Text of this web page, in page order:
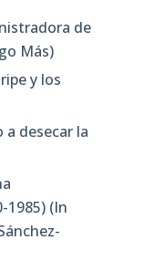
de
Más)
y los
a desecar la
1985) (In